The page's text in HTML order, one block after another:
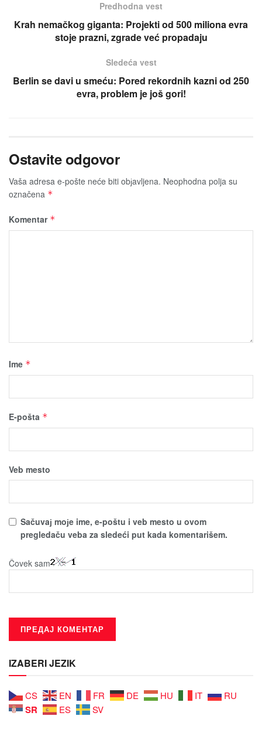
Predhodna vest
Krah nemačkog giganta: Projekti od 500 miliona evra
stoje prazni, zgrade već propadaju
Sledeća vest
Berlin se davi u smeću: Pored rekordnih kazni od 250
evra, problem je još gori!
Ostavite odgovor
Vaša adresa e-pošte neće biti obјavljena. Neophodna polja su
označena *
Komentar *
Ime *
E-pošta *
Veb mesto
Sačuvaј moјe ime, e-poštu i veb mesto u ovom
pregledaču veba za sledeći put kada komentarišem.
Čovek sam
IZABERI JEZIK
CS EN FR DE HU IT RU
SR ES SV